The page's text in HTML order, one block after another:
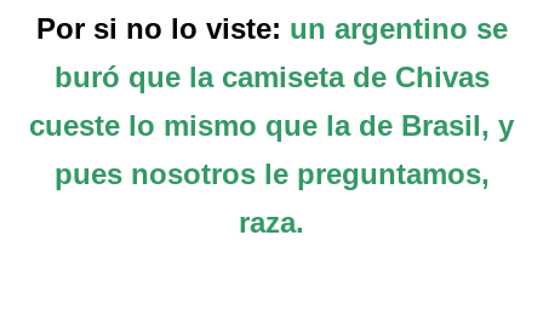
Por si no lo viste: un argentino se
buró que la camiseta de Chivas
cueste lo mismo que la de Brasil, y
pues nosotros le preguntamos,
raza.